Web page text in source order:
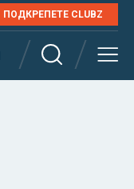
ПОДКРЕПЕТЕ CLUBZ